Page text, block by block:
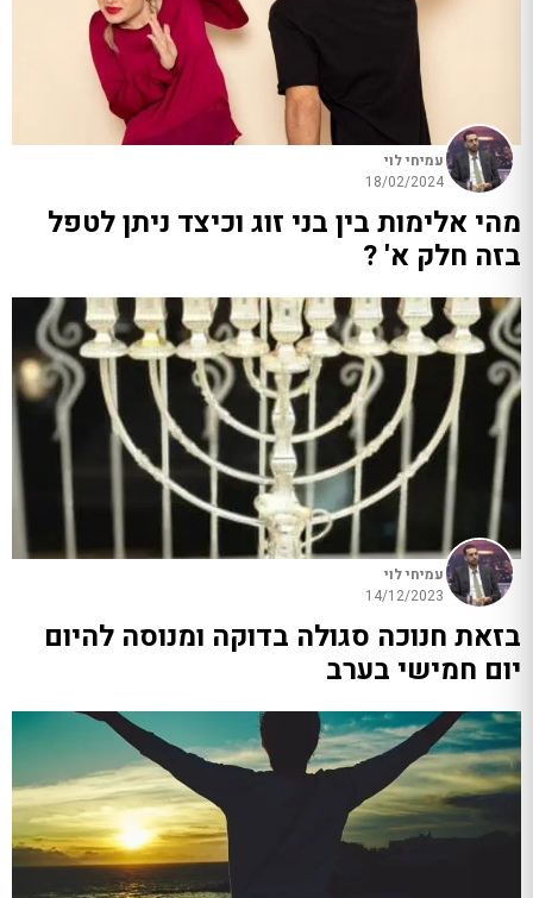
עמיחי לוי
18/02/2024
מהי אלימות בין בני זוג וכיצד ניתן לטפל
בזה חלק א' ?
עמיחי לוי
14/12/2023
בזאת חנוכה סגולה בדוקה ומנוסה להיום
יום חמישי בערב